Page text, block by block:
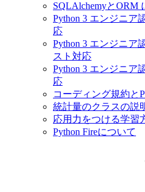
SQLAlchemyとORM
Python 3 エンジニア
応
Python 3 エンジニア
スト対応
Python 3 エンジニア
応
コーディング規約と
統計量のクラスの説
応用力をつける学習
Python Fireについて